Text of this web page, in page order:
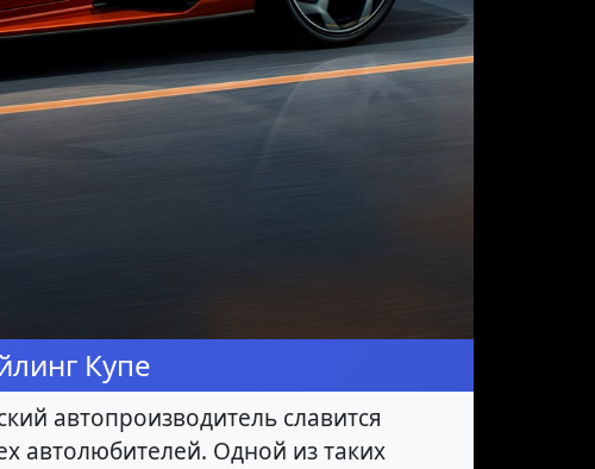
Купе
автопроизводитель славится
автолюбителей. Одной из таких